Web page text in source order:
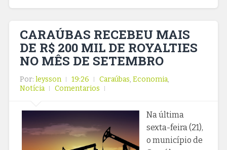
CARAÚBAS RECEBEU MAIS
DE R$ 200 MIL DE ROYALTIES
NO MÊS DE SETEMBRO
Por: leysson 19:26 Caraúbas, Economia,
Notícia
Comentarios
Na última
sexta-feira (21),
o município de